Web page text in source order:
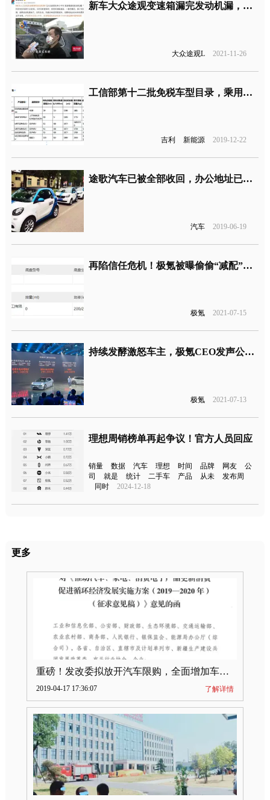
新车大众途观变速箱漏完发动机漏，退车4S店要收25000
大众途观L 2021-11-26
工信部第十二批免税车型目录，乘用车型吉利超一半
吉利 新能源 2019-12-22
途歌汽车已被全部收回，办公地址已搬空
汽车 2019-06-19
再陷信任危机！极氪被曝偷偷“减配”电机
极氪 2021-07-15
持续发酵激怒车主，极氪CEO发声公开致歉
极氪 2021-07-13
理想周销榜单再起争议！官方人员回应
销量 数据 汽车 理想 时间 品牌 网友
公
司
就是 统计 二手车 产品 从未
发布周
同时
2024-12-18
更多
重磅！发改委拟放开汽车限购，全面增加车牌指标
2019-04-17 17:36:07 了解详情